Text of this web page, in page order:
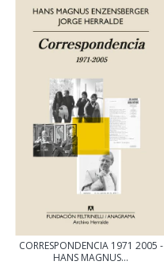
CORRESPONDENCIA 1971 2005 -
HANS MAGNUS...